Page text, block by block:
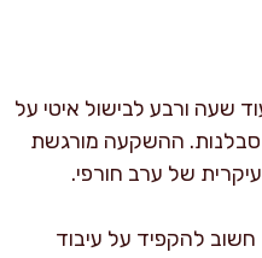
ועוד שעה ורבע לבישול איטי על
ההשקעה מורגשת
של ערב חורפי.
להקפיד על עיבוד